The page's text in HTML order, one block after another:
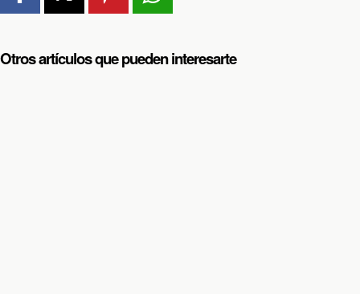
Otros artículos que pueden interesarte